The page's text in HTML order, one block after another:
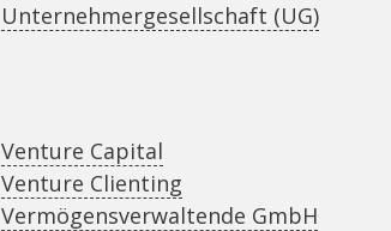
Unternehmergesellschaft (UG)
Venture Capital
Venture Clienting
Vermögensverwaltende GmbH